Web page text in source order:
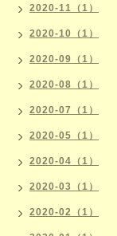
2020-11（1）
2020-10（1）
2020-09（1）
2020-08（1）
2020-07（1）
2020-05（1）
2020-04（1）
2020-03（1）
2020-02（1）